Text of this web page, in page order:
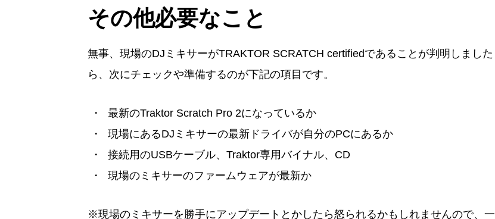
その他必要なこと
無事、現場のDJミキサーがTRAKTOR SCRATCH certifiedであることが判明しました
ら、次にチェックや準備するのが下記の項目です。
最新のTraktor Scratch Pro 2になっているか
現場にあるDJミキサーの最新ドライバが自分のPCにあるか
接続用のUSBケーブル、Traktor専用バイナル、CD
現場のミキサーのファームウェアが最新か
※現場のミキサーを勝手にアップデートとかしたら怒られるかもしれませんので、一